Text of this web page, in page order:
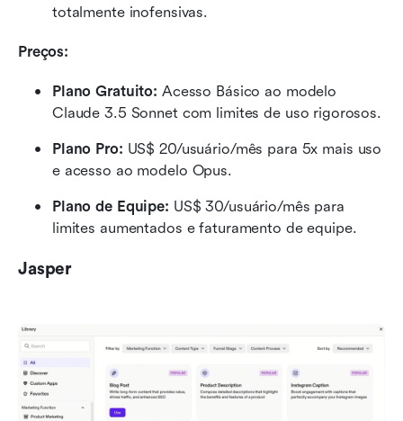
totalmente inofensivas.
Preços:
Plano Gratuito: Acesso Básico ao modelo
Claude 3.5 Sonnet com limites de uso rigorosos.
Plano Pro: US$ 20/usuário/mês para 5x mais uso
e acesso ao modelo Opus.
Plano de Equipe: US$ 30/usuário/mês para
limites aumentados e faturamento de equipe.
Jasper